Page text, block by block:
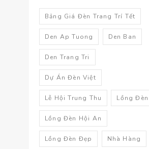
Bảng Giá Đèn Trang Trí Tết
Den Ap Tuong Den Ban
Den Trang Tri
Dự Án Đèn Việt
Lễ Hội Trung Thu Lồng Đèn
Lồng Đèn Hội An
Lồng Đèn Đẹp Nhà Hàng